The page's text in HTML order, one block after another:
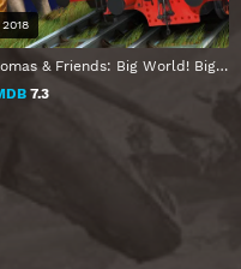
Thomas & Friends: Big World! Big Adventures! The Movie
7.3
2018